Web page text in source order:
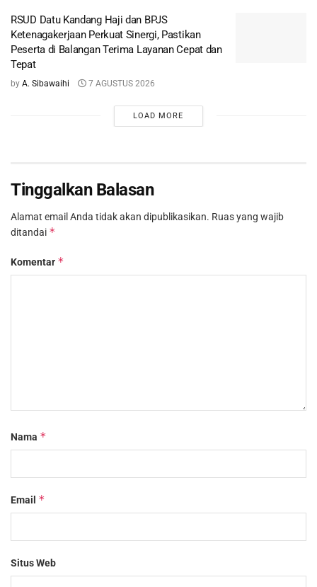
RSUD Datu Kandang Haji dan BPJS
Ketenagakerjaan Perkuat Sinergi, Pastikan
Peserta di Balangan Terima Layanan Cepat dan
Tepat
by A. Sibawaihi 7 AGUSTUS 2026
LOAD MORE
Tinggalkan Balasan
Alamat email Anda tidak akan dipublikasikan. Ruas yang wajib
ditandai *
Komentar *
Nama *
Email *
Situs Web